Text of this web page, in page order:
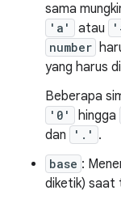
sama
'a' atau
number
yang harus
Beberapa
'0' hingga
dan
'.' .
base :
diketik) saat